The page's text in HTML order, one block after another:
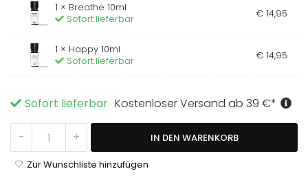
1 × Breathe 10ml
Sofort lieferbar
€ 14,95
1 × Happy 10ml
Sofort lieferbar
€ 14,95
Sofort lieferbar Kostenloser Versand ab 39 €*
-
Full Circle Kit Menge
+ IN DEN WARENKORB
Zur Wunschliste hinzufügen